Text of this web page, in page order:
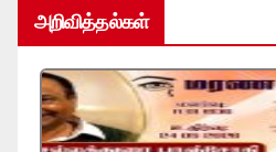
அறிவித்தல்கள்